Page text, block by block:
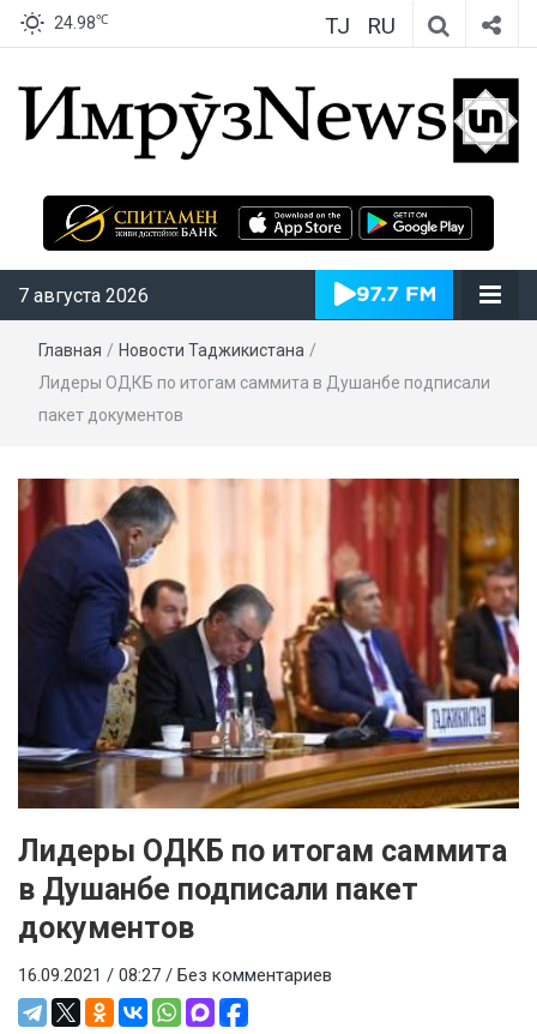
24.98℃ TJ RU
ИмрӯзNews
7 августа 2026
Главная / Новости Таджикистана /
Лидеры ОДКБ по итогам саммита в Душанбе подписали
пакет документов
Лидеры ОДКБ по итогам саммита
в Душанбе подписали пакет
документов
16.09.2021 / 08:27 / Без комментариев